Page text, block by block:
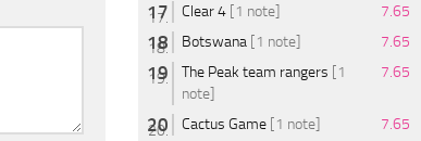
Clear 4 [1 note]
7.65
Botswana [1 note]
7.65
The Peak team rangers [1
note]
7.65
Cactus Game [1 note] 7.65